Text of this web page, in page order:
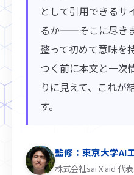
として引用できるサ
るか——そこに尽き
整って初めて意味を
つく前に本文と一次
りに見えて、これが
す。
監修：東京大学AI
株式会社sai X aid 代